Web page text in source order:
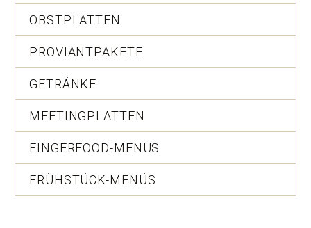
OBSTPLATTEN
PROVIANTPAKETE
GETRÄNKE
MEETINGPLATTEN
FINGERFOOD-MENÜS
FRÜHSTÜCK-MENÜS